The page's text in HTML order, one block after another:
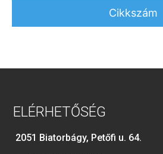
Cikkszám
ELÉRHETŐSÉG
2051 Biatorbágy, Petőfi u. 64.